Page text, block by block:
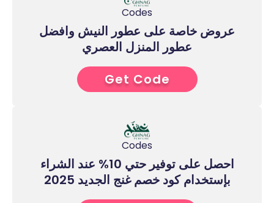
Codes
عروض خاصة على عطور النيش وافضل
عطور المنزل العصري
2****
Get Code
Codes
احصل على توفير حتي 10% عند الشراء
بإستخدام كود خصم غنج الجديد 2025